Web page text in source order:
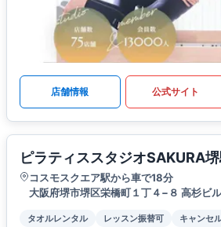
店舗情報 公式サイト
ピラティススタジオSAKURA
コスモスクエア駅から車で18分
大阪府堺市堺区栄橋町１丁４−８ 高杉ビ
タオルレンタル レッスン振替可 キャンセ